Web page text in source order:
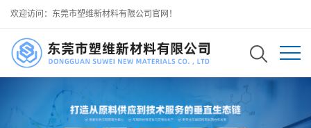
欢迎访问：东莞市塑维新材料有限公司官网！